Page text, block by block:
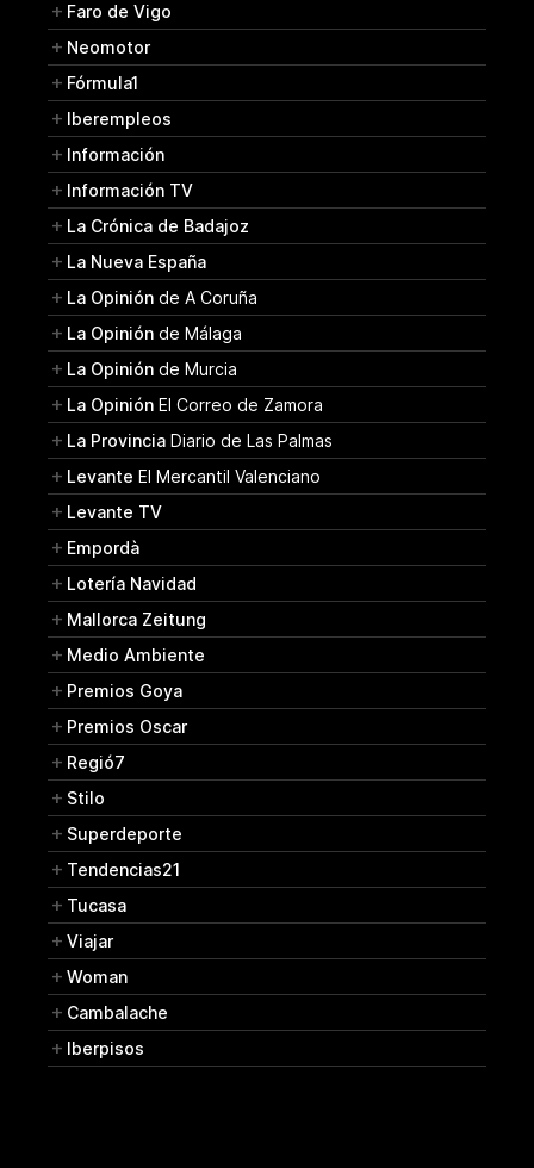
Faro de Vigo
Neomotor
Fórmula1
Iberempleos
Información
Información TV
La Crónica de Badajoz
La Nueva España
La Opinión de A Coruña
La Opinión de Málaga
La Opinión de Murcia
La Opinión El Correo de Zamora
La Provincia Diario de Las Palmas
Levante El Mercantil Valenciano
Levante TV
Empordà
Lotería Navidad
Mallorca Zeitung
Medio Ambiente
Premios Goya
Premios Oscar
Regió7
Stilo
Superdeporte
Tendencias21
Tucasa
Viajar
Woman
Cambalache
Iberpisos